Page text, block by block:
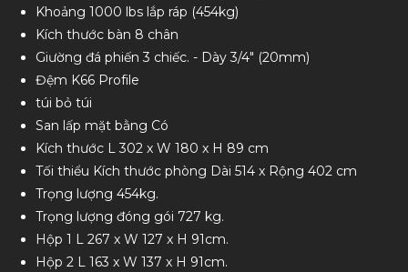
Khoảng 1000 lbs lắp ráp (454kg)
Kích thước bàn 8 chân
Giường đá phiến 3 chiếc. - Dày 3/4" (20mm)
Đệm K66 Profile
túi bỏ túi
San lấp mặt bằng Có
Kích thước L 302 x W 180 x H 89 cm
Tối thiểu Kích thước phòng Dài 514 x Rộng 402 cm
Trọng lượng 454kg.
Trọng lượng đóng gói 727 kg.
Hộp 1 L 267 x W 127 x H 91cm.
Hộp 2 L 163 x W 137 x H 91cm.